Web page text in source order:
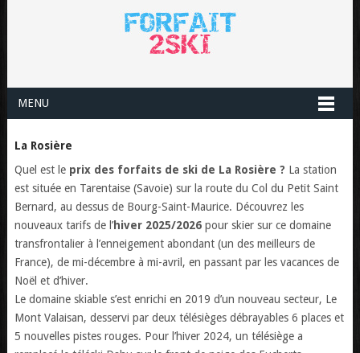
MENU
La Rosière
Quel est le prix des forfaits de ski de La Rosière ? La station
est située en Tarentaise (Savoie) sur la route du Col du Petit Saint
Bernard, au dessus de Bourg-Saint-Maurice. Découvrez les
nouveaux tarifs de l’hiver 2025/2026pour skier sur ce domaine
transfrontalier à l’enneigement abondant (un des meilleurs de
France), de mi-décembre à mi-avril, en passant par les vacances de
Noël et d’hiver.
Le domaine skiable s’est enrichi en 2019 d’un nouveau secteur, Le
Mont Valaisan, desservi par deux télésièges débrayables 6 places et
5 nouvelles pistes rouges. Pour l’hiver 2024, un télésiège a